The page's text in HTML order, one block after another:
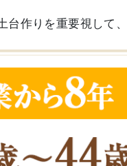
台作りを重要視して